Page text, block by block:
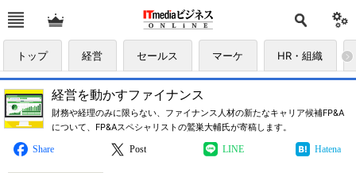
トップ 経営 セールス マーケ HR・組織
経営を動かすファイナンス
財務や経理のみに限らない、ファイナンス人材の新たなキャリア候補FP&A
について、FP&Aスペシャリストの鷲巣大輔氏が寄稿します。
Share
Post LINE Hatena